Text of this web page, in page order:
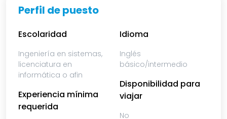
Perfil de puesto
Escolaridad
Ingeniería en sistemas,
licenciatura en
informática o afin
Experiencia mínima
requerida
Idioma
Inglés
básico/intermedio
Disponibilidad para
viajar
No